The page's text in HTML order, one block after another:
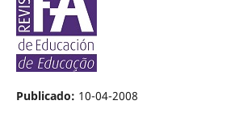
Publicado: 10-04-2008